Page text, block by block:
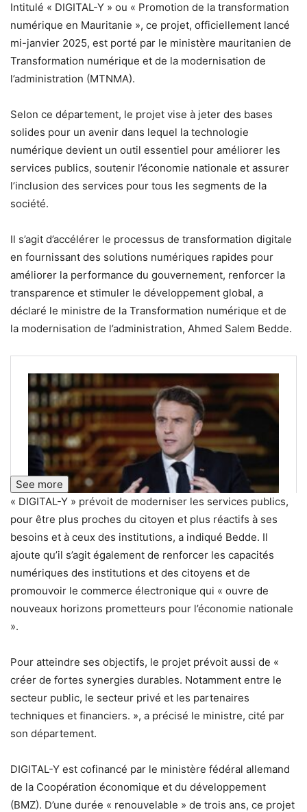
Intitulé « DIGITAL-Y » ou « Promotion de la transformation
numérique en Mauritanie », ce projet, officiellement lancé
mi-janvier 2025, est porté par le ministère mauritanien de
Transformation numérique et de la modernisation de
l’administration (MTNMA).
Selon ce département, le projet vise à jeter des bases
solides pour un avenir dans lequel la technologie
numérique devient un outil essentiel pour améliorer les
services publics, soutenir l’économie nationale et assurer
l’inclusion des services pour tous les segments de la
société.
Il s’agit d’accélérer le processus de transformation digitale
en fournissant des solutions numériques rapides pour
améliorer la performance du gouvernement, renforcer la
transparence et stimuler le développement global, a
déclaré le ministre de la Transformation numérique et de
la modernisation de l’administration, Ahmed Salem Bedde.
See more
« DIGITAL-Y » prévoit de moderniser les services publics,
pour être plus proches du citoyen et plus réactifs à ses
besoins et à ceux des institutions, a indiqué Bedde. Il
ajoute qu’il s’agit également de renforcer les capacités
numériques des institutions et des citoyens et de
promouvoir le commerce électronique qui « ouvre de
nouveaux horizons prometteurs pour l’économie nationale
».
Pour atteindre ses objectifs, le projet prévoit aussi de «
créer de fortes synergies durables. Notamment entre le
secteur public, le secteur privé et les partenaires
techniques et financiers. », a précisé le ministre, cité par
son département.
DIGITAL-Y est cofinancé par le ministère fédéral allemand
de la Coopération économique et du développement
(BMZ). D’une durée « renouvelable » de trois ans, ce projet